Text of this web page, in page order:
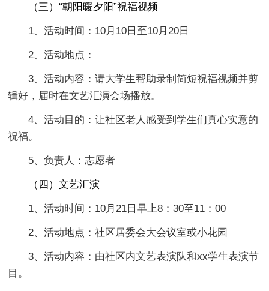
（三）“朝阳暖夕阳”祝福视频
1、活动时间：10月10日至10月20日
2、活动地点：
3、活动内容：请大学生帮助录制简短祝福视频并剪
辑好，届时在文艺汇演会场播放。
4、活动目的：让社区老人感受到学生们真心实意的
祝福。
5、负责人：志愿者
（四）文艺汇演
1、活动时间：10月21日早上8：30至11：00
2、活动地点：社区居委会大会议室或小花园
3、活动内容：由社区内文艺表演队和xx学生表演节
目。